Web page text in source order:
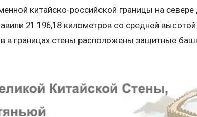
китайско-российской границы на
21 196,18 километров со средней
в границах стены расположены защитные